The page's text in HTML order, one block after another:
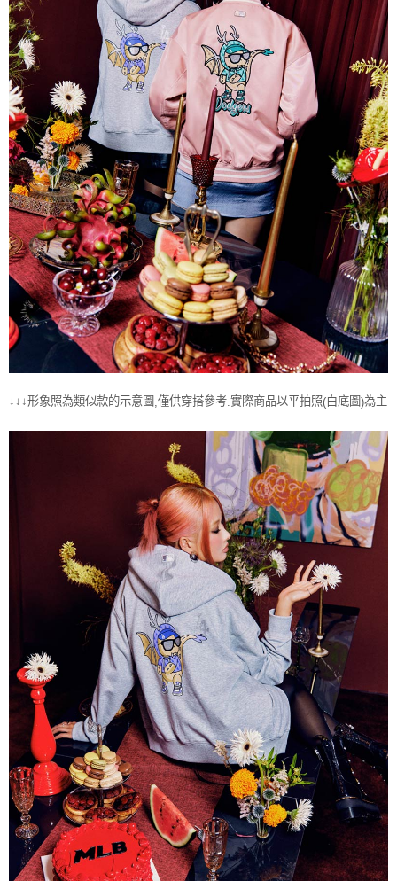
↓↓↓形象照為類似款的示意圖 ,僅供穿搭參考.實際商品以平拍照(白底圖)為主